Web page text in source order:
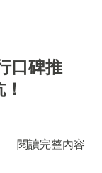
口碑推
閱讀完整內容